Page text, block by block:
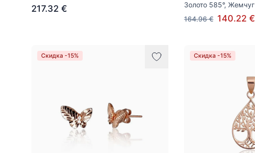
217.32 €
Золото 585°, Жемчуг
164.96 € 140.22 €
Скидка -15% Скидка -15%